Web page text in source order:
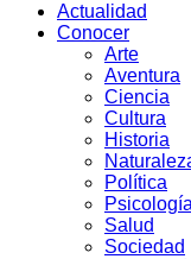
Actualidad
Conocer
Arte
Aventura
Ciencia
Cultura
Historia
Política
Psicología
Salud
Sociedad